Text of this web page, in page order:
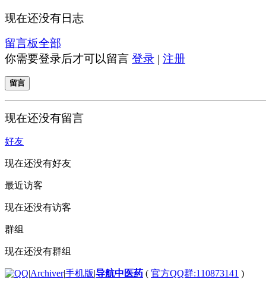
现在还没有日志
留言板全部
你需要登录后才可以留言 登录 | 注册
留言
现在还没有留言
好友
现在还没有好友
最近访客
现在还没有访客
群组
现在还没有群组
|Archiver|手机版|导航中医药 ( 官方QQ群:110873141 )